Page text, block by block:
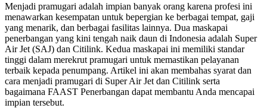
Menjadi pramugari adalah impian banyak orang karena profesi ini
menawarkan kesempatan untuk bepergian ke berbagai tempat, gaji
yang menarik, dan berbagai fasilitas lainnya. Dua maskapai
penerbangan yang kini tengah naik daun di Indonesia adalah Super
Air Jet (SAJ) dan Citilink. Kedua maskapai ini memiliki standar
tinggi dalam merekrut pramugari untuk memastikan pelayanan
terbaik kepada penumpang. Artikel ini akan membahas syarat dan
cara menjadi pramugari di Super Air Jet dan Citilink serta
bagaimana FAAST Penerbangan dapat membantu Anda mencapai
impian tersebut.